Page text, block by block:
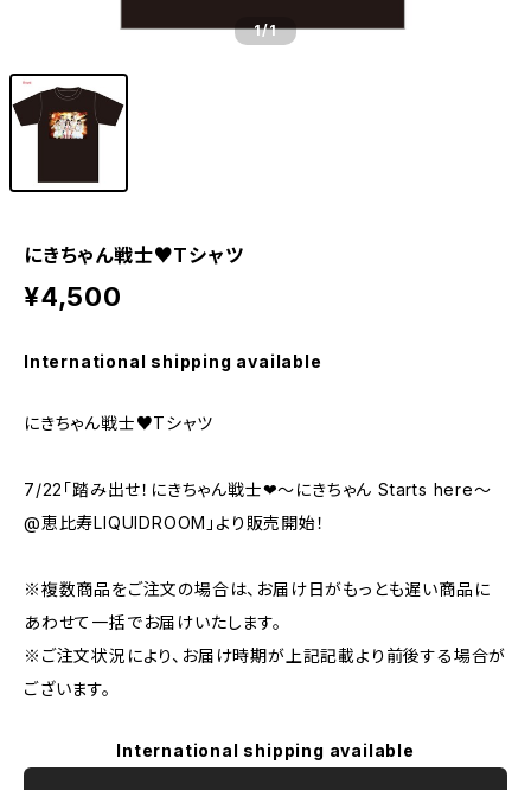
1/1
にきちゃん戦士♥Tシャツ
¥4,500
International shipping available
にきちゃん戦士♥Tシャツ
7/22「踏み出せ！にきちゃん戦士❤〜にきちゃん Starts here〜
@恵比寿LIQUIDROOM」より販売開始！
※複数商品をご注文の場合は、お届け日がもっとも遅い商品に
あわせて一括でお届けいたします。
※ご注文状況により、お届け時期が上記記載より前後する場合が
ございます。
International shipping available